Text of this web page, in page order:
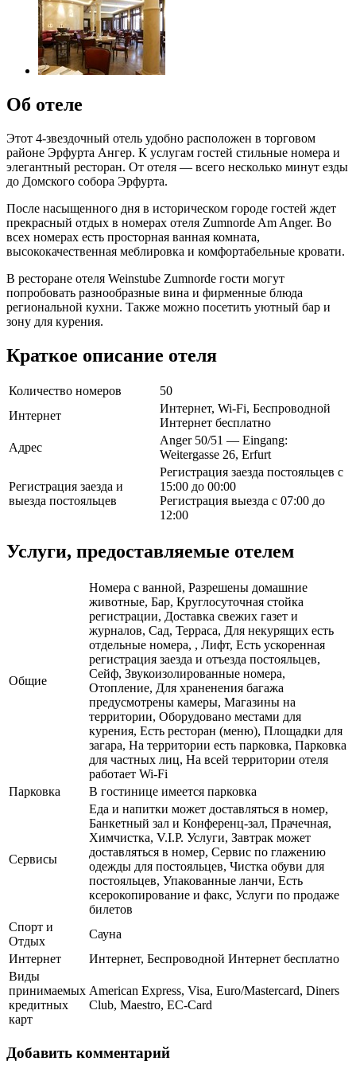
Об отеле
Этот 4-звездочный отель удобно расположен в торговом
районе Эрфурта Ангер. К услугам гостей стильные номера и
элегантный ресторан. От отеля — всего несколько минут езды
до Домского собора Эрфурта.
После насыщенного дня в историческом городе гостей ждет
прекрасный отдых в номерах отеля Zumnorde Am Anger. Во
всех номерах есть просторная ванная комната,
высококачественная меблировка и комфортабельные кровати.
В ресторане отеля Weinstube Zumnorde гости могут
попробовать разнообразные вина и фирменные блюда
региональной кухни. Также можно посетить уютный бар и
зону для курения.
Краткое описание отеля
Количество номеров
50
Интернет
Интернет, Wi-Fi, Беспроводной
Интернет бесплатно
Адрес
Anger 50/51 — Eingang:
Weitergasse 26, Erfurt
Регистрация заезда и
выезда постояльцев
Регистрация заезда постояльцев с
15:00 до 00:00
Регистрация выезда с 07:00 до
12:00
Услуги, предоставляемые отелем
Общие
Номера с ванной, Разрешены домашние
животные, Бар, Круглосуточная стойка
регистрации, Доставка свежих газет и
журналов, Сад, Терраса, Для некурящих есть
отдельные номера, , Лифт, Есть ускоренная
регистрация заезда и отъезда постояльцев,
Сейф, Звукоизолированные номера,
Отопление, Для храненения багажа
предусмотрены камеры, Магазины на
территории, Оборудовано местами для
курения, Есть ресторан (меню), Площадки для
загара, На территории есть парковка, Парковка
для частных лиц, На всей территории отеля
работает Wi-Fi
Парковка
В гостинице имеется парковка
Сервисы
Еда и напитки может доставляться в номер,
Банкетный зал и Конференц-зал, Прачечная,
Химчистка, V.I.P. Услуги, Завтрак может
доставляться в номер, Сервис по глажению
одежды для постояльцев, Чистка обуви для
постояльцев, Упакованные ланчи, Есть
ксерокопирование и факс, Услуги по продаже
билетов
Спорт и
Отдых
Сауна
Интернет
Интернет, Беспроводной Интернет бесплатно
Виды
принимаемых
кредитных
карт
American Express, Visa, Euro/Mastercard, Diners
Club, Maestro, EC-Card
Добавить комментарий